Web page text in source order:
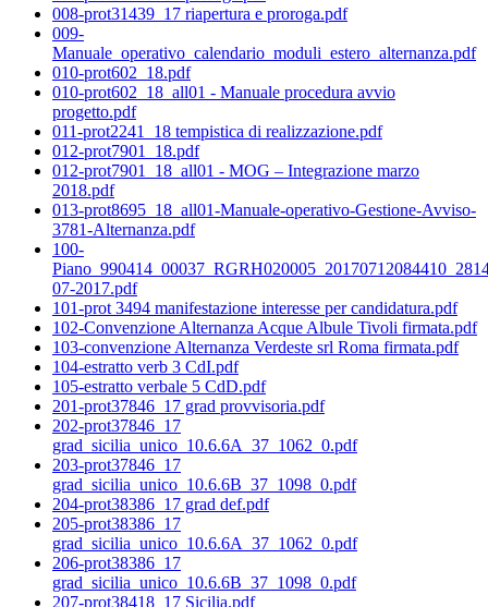
008-prot31439_17 riapertura e proroga.pdf
009-
Manuale_operativo_calendario_moduli_estero_alternanza.pdf
010-prot602_18.pdf
010-prot602_18_all01 - Manuale procedura avvio
progetto.pdf
011-prot2241_18 tempistica di realizzazione.pdf
012-prot7901_18.pdf
012-prot7901_18_all01 - MOG – Integrazione marzo
2018.pdf
013-prot8695_18_all01-Manuale-operativo-Gestione-Avviso-
3781-Alternanza.pdf
100-
07-2017.pdf
101-prot 3494 manifestazione interesse per candidatura.pdf
102-Convenzione Alternanza Acque Albule Tivoli firmata.pdf
103-convenzione Alternanza Verdeste srl Roma firmata.pdf
104-estratto verb 3 CdI.pdf
105-estratto verbale 5 CdD.pdf
201-prot37846_17 grad provvisoria.pdf
202-prot37846_17
grad_sicilia_unico_10.6.6A_37_1062_0.pdf
203-prot37846_17
grad_sicilia_unico_10.6.6B_37_1098_0.pdf
204-prot38386_17 grad def.pdf
205-prot38386_17
grad_sicilia_unico_10.6.6A_37_1062_0.pdf
206-prot38386_17
grad_sicilia_unico_10.6.6B_37_1098_0.pdf
207-prot38418_17 Sicilia.pdf